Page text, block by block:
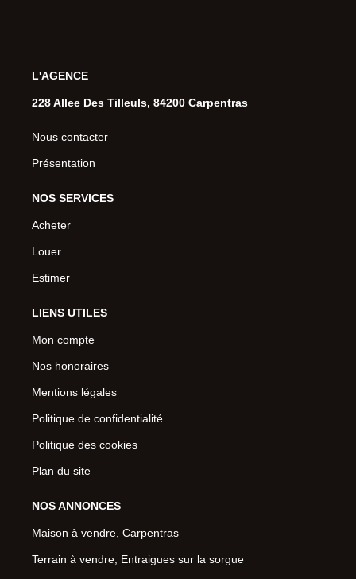
L'AGENCE
228 Allee Des Tilleuls, 84200 Carpentras
Nous contacter
Présentation
NOS SERVICES
Acheter
Louer
Estimer
LIENS UTILES
Mon compte
Nos honoraires
Mentions légales
Politique de confidentialité
Politique des cookies
Plan du site
NOS ANNONCES
Maison à vendre, Carpentras
Terrain à vendre, Entraigues sur la sorgue